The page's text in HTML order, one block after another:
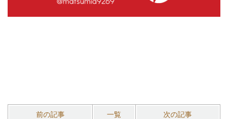
前の記事 一覧 次の記事